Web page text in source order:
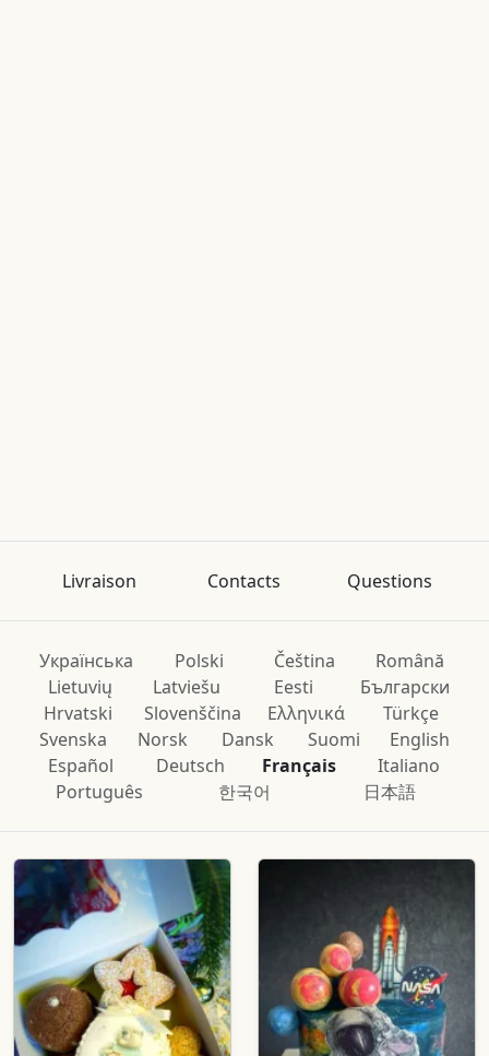
Livraison Contacts Questions
Українська Polski Čeština
Română
Lietuvių
Latviešu Eesti
Български
Hrvatski
Slovenščina Ελληνικά
Türkçe
Svenska
Norsk Dansk Suomi
English
Español
Deutsch Français
Italiano
Português
한국어 日本語